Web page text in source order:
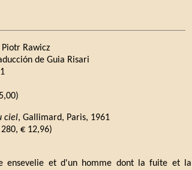
Piotr Rawicz
de Guia Risari
ciel, Gallimard, Paris, 1961
€ 12,96)
ensevelie et d'un homme dont la fuite et la